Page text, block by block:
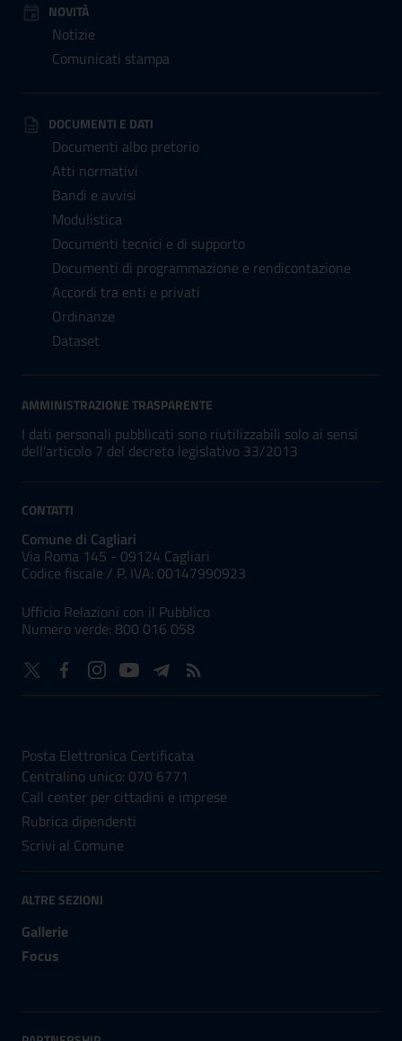
NOVITÀ
Notizie
Comunicati stampa
DOCUMENTI E DATI
Documenti albo pretorio
Atti normativi
Bandi e avvisi
Modulistica
Documenti tecnici e di supporto
Documenti di programmazione e rendicontazione
Accordi tra enti e privati
Ordinanze
Dataset
AMMINISTRAZIONE TRASPARENTE
I dati personali pubblicati sono riutilizzabili solo ai sensi
dell'articolo 7 del decreto legislativo 33/2013
CONTATTI
Comune di Cagliari
Via Roma 145 - 09124 Cagliari
Codice fiscale / P. IVA: 00147990923
Ufficio Relazioni con il Pubblico
Numero verde: 800 016 058
Posta Elettronica Certificata
Centralino unico: 070 6771
Call center per cittadini e imprese
Rubrica dipendenti
Scrivi al Comune
ALTRE SEZIONI
Gallerie
Focus